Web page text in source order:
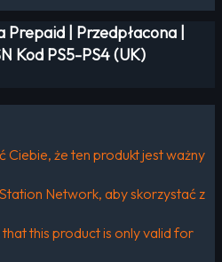
| Przedpłacona |
Kod PS5-PS4 (UK)
że ten produkt jest ważny
Network, aby skorzystać z
this product is only valid for